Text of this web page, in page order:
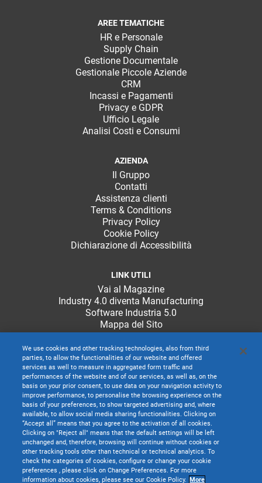
AREE TEMATICHE
HR e Personale
Supply Chain
Gestione Documentale
Gestionale Piccole Aziende
CRM
Incassi e Pagamenti
Privacy e GDPR
Ufficio Legale
Analisi Costi e Consumi
AZIENDA
Il Gruppo
Contatti
Assistenza clienti
Terms & Conditions
Privacy Policy
Cookie Policy
Dichiarazione di Accessibilità
LINK UTILI
Vai al Magazine
Industry 4.0 diventa Manufacturing
Software Industria 5.0
Mappa del Sito
We use cookies and other tracking technologies, also from third
parties, to allow the functionalities of our website and offered
services as well to measure in aggregated form traffic and
performances of the website and of our services, as well as, on the
basis on your prior consent, to use data on your navigation activity to
improve performance, to personalise the browsing experience on the
basis of your preferences, to show targeted advertising and, where
available, to allow social media sharing functionalities. Clicking on
“Accept all” means that you agree to the activation of all cookies.
Clicking on "Reject all" means that the default settings will be left
unchanged and, therefore, browsing will continue without cookies or
other tracking tools other than technical or technical analytics. To
check the categories of cookies, configure or change your cookie
preferences , please click on Change Preferences. For more
information about cookies, please see our Cookie Policy. More